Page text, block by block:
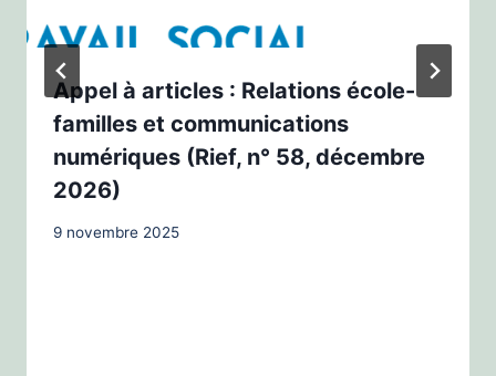
Appel à articles : Relations école-
familles et communications
numériques (Rief, n° 58, décembre
2026)
9 novembre 2025